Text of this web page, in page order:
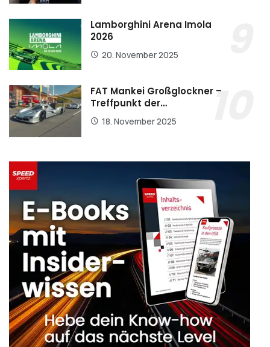
Lamborghini Arena Imola
2026
20. November 2025
FAT Mankei Großglockner –
Treffpunkt der…
18. November 2025